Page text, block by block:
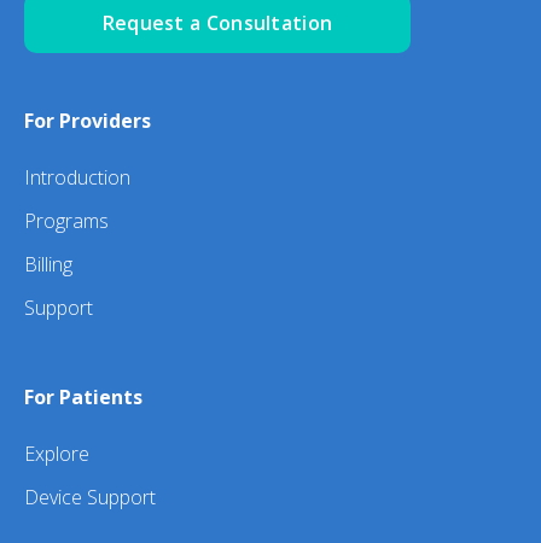
Request a Consultation
For Providers
Introduction
Programs
Billing
Support
For Patients
Explore
Device Support